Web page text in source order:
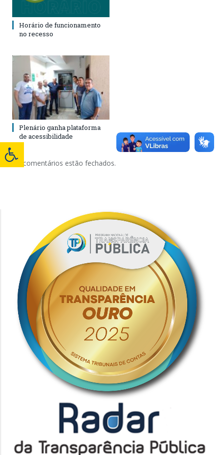
Horário de funcionamento
no recesso
Plenário ganha plataforma
de acessibilidade
Os comentários estão fechados.